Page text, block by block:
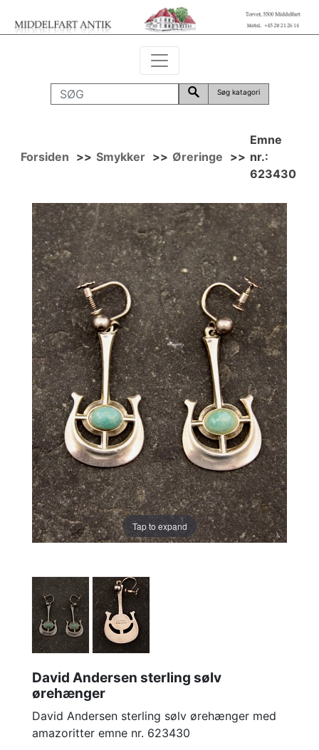
Søg katagori
Forsiden >> Smykker >> Øreringe >>
Emne
nr.:
623430
Tap to expand
David Andersen sterling sølv
ørehænger
David Andersen sterling sølv ørehænger med
amazoritter emne nr. 623430